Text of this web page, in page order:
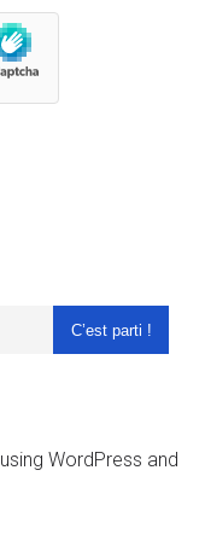
C’est parti !
using WordPress and